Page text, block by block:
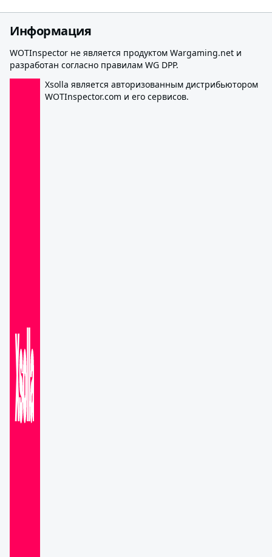
Информация
WOTInspector не является продуктом Wargaming.net и
разработан согласно правилам WG DPP.
Xsolla является авторизованным дистрибьютором
WOTInspector.com и его сервисов.